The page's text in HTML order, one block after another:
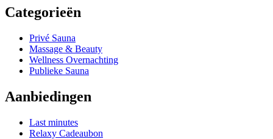
Categorieën
Privé Sauna
Massage & Beauty
Wellness Overnachting
Publieke Sauna
Aanbiedingen
Last minutes
Relaxy Cadeaubon